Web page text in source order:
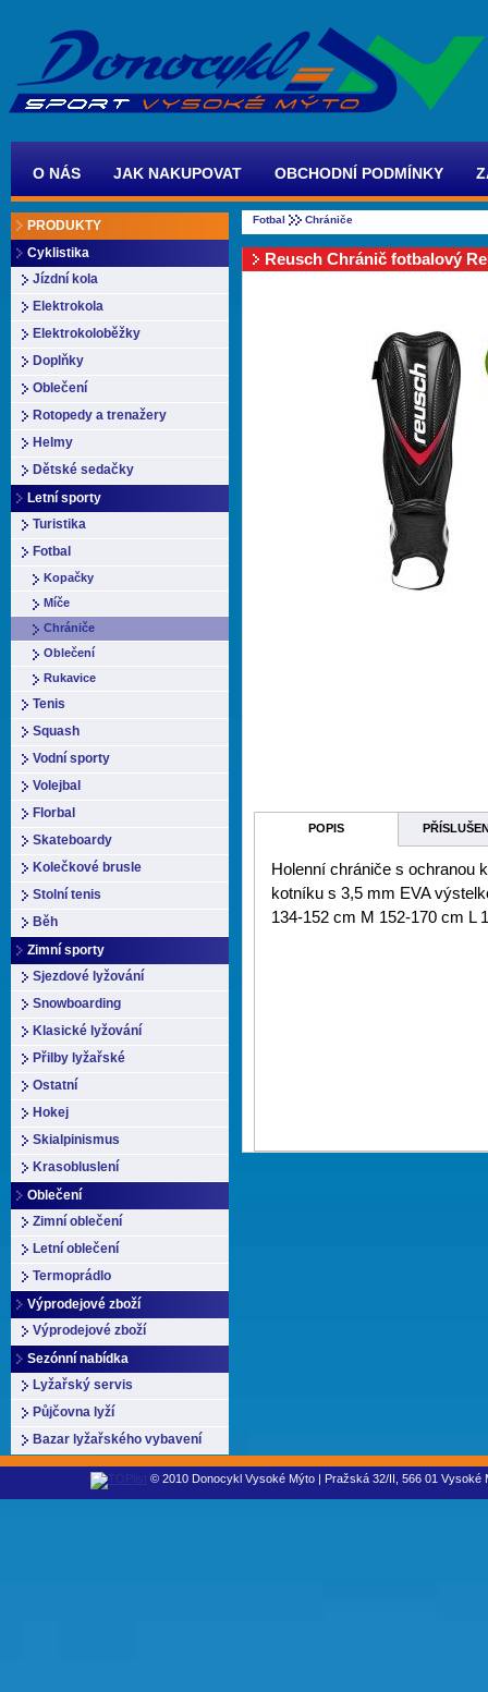
O NÁS JAK NAKUPOVAT OBCHODNÍ PODMÍNKY
PRODUKTY
Cyklistika
Jízdní kola
Elektrokola
Elektrokoloběžky
Doplňky
Oblečení
Rotopedy a trenažery
Helmy
Dětské sedačky
Letní sporty
Turistika
Fotbal
Kopačky
Míče
Chrániče
Oblečení
Rukavice
Tenis
Squash
Vodní sporty
Volejbal
Florbal
Skateboardy
Kolečkové brusle
Stolní tenis
Běh
Zimní sporty
Sjezdové lyžování
Snowboarding
Klasické lyžování
Přilby lyžařské
Ostatní
Hokej
Skialpinismus
Krasobluslení
Oblečení
Zimní oblečení
Letní oblečení
Termoprádlo
Výprodejové zboží
Výprodejové zboží
Sezónní nabídka
Lyžařský servis
Půjčovna lyží
Bazar lyžařského vybavení
Fotbal Chrániče
Reusch Chránič fotbalový
POPIS
Holenní chrániče s ochranou
kotníku s 3,5 mm EVA
134-152 cm M 152-170 cm L
© 2010 Donocykl Vysoké Mýto | Pražská 32/II, 566 01 Vysoké